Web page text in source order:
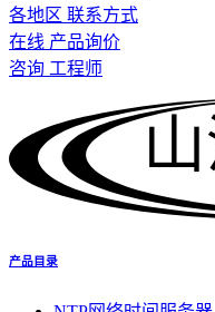
各地区 联系方式
在线 产品询价
咨询 工程师
产品目录